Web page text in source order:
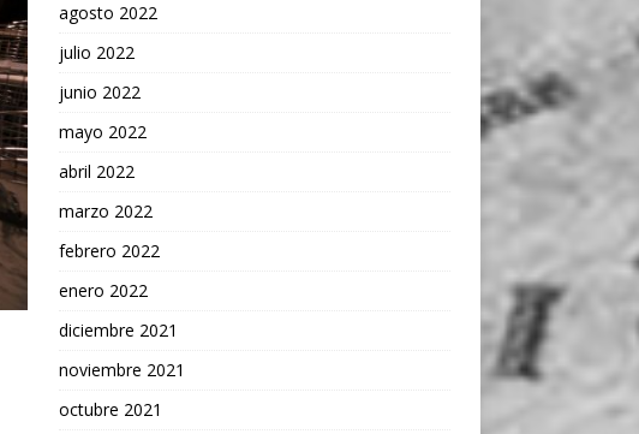
agosto 2022
julio 2022
junio 2022
mayo 2022
abril 2022
marzo 2022
febrero 2022
enero 2022
diciembre 2021
noviembre 2021
octubre 2021